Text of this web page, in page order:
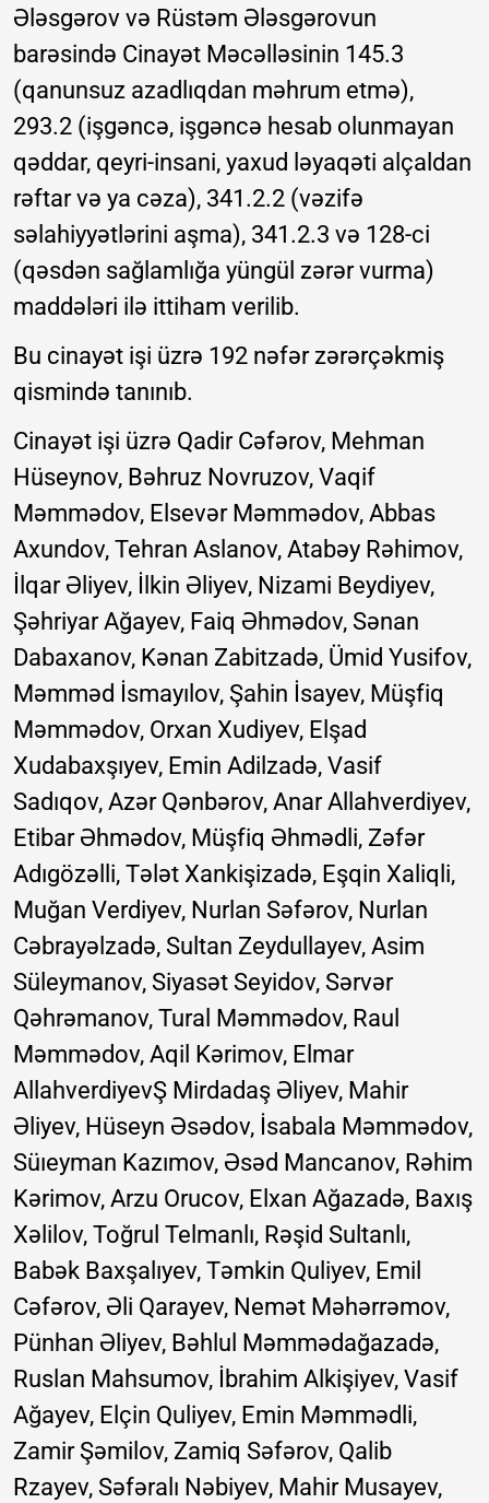
Ələsgərov və Rüstəm Ələsgərovun
barəsində Cinayət Məcəlləsinin 145.3
(qanunsuz azadlıqdan məhrum etmə),
293.2 (işgəncə, işgəncə hesab olunmayan
qəddar, qeyri-insani, yaxud ləyaqəti alçaldan
rəftar və ya cəza), 341.2.2 (vəzifə
səlahiyyətlərini aşma), 341.2.3 və 128-ci
(qəsdən sağlamlığa yüngül zərər vurma)
maddələri ilə ittiham verilib.
Bu cinayət işi üzrə 192 nəfər zərərçəkmiş
qismində tanınıb.
Cinayət işi üzrə Qadir Cəfərov, Mehman
Hüseynov, Bəhruz Novruzov, Vaqif
Məmmədov, Elsevər Məmmədov, Abbas
Axundov, Tehran Aslanov, Atabəy Rəhimov,
İlqar Əliyev, İlkin Əliyev, Nizami Beydiyev,
Şəhriyar Ağayev, Faiq Əhmədov, Sənan
Dabaxanov, Kənan Zabitzadə, Ümid Yusifov,
Məmməd İsmayılov, Şahin İsayev, Müşfiq
Məmmədov, Orxan Xudiyev, Elşad
Xudabaxşıyev, Emin Adilzadə, Vasif
Sadıqov, Azər Qənbərov, Anar Allahverdiyev,
Etibar Əhmədov, Müşfiq Əhmədli, Zəfər
Adıgözəlli, Tələt Xankişizadə, Eşqin Xaliqli,
Muğan Verdiyev, Nurlan Səfərov, Nurlan
Cəbrayəlzadə, Sultan Zeydullayev, Asim
Süleymanov, Siyasət Seyidov, Sərvər
Qəhrəmanov, Tural Məmmədov, Raul
Məmmədov, Aqil Kərimov, Elmar
AllahverdiyevŞ Mirdadaş Əliyev, Mahir
Əliyev, Hüseyn Əsədov, İsabala Məmmədov,
Süıeyman Kazımov, Əsəd Mancanov, Rəhim
Kərimov, Arzu Orucov, Elxan Ağazadə, Baxış
Xəlilov, Toğrul Telmanlı, Rəşid Sultanlı,
Babək Baxşalıyev, Təmkin Quliyev, Emil
Cəfərov, Əli Qarayev, Nemət Məhərrəmov,
Pünhan Əliyev, Bəhlul Məmmədağazadə,
Ruslan Mahsumov, İbrahim Alkişiyev, Vasif
Ağayev, Elçin Quliyev, Emin Məmmədli,
Zamir Şəmilov, Zamiq Səfərov, Qalib
Rzayev, Səfəralı Nəbiyev, Mahir Musayev,